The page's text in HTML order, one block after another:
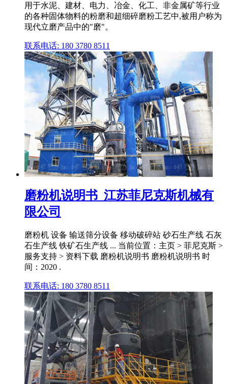
用于水泥、建材、电力、冶金、化工、非金属矿等行业
的各种固体物料的粉磨和超细碎磨粉工艺中,被用户称为
现代立磨产品中的"磨"。
联系电话: 180 3780 8511
磨粉机说明书_江苏菲尼克斯机械有
限公司
磨粉机 设备 输送筛分设备 移动破碎站 砂石生产线 石灰
石生产线 铁矿石生产线 ... 当前位置：主页 > 菲尼克斯 >
服务支持 > 资料下载 磨粉机说明书 磨粉机说明书 时
间：2020 .
联系电话: 180 3780 8511